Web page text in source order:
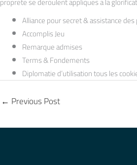
Alliance pour secret & assistance
Accomplis Jeu
Remarque admises
Terms & Fondements
Diplomatie d’utilisation tous les
← Previous Post